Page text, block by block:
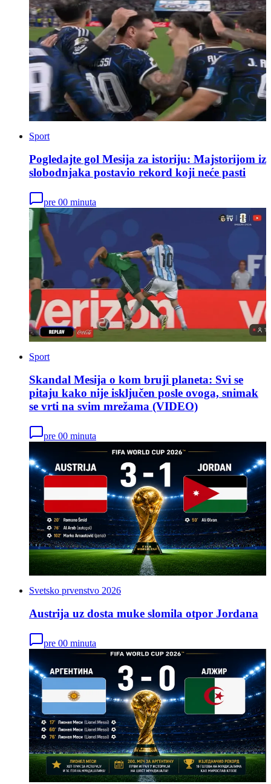
Sport
Pogledajte gol Mesija za istoriju: Majstorijom iz
slobodnjaka postavio rekord koji neće pasti
pre 00 minuta
Sport
Skandal Mesija o kom bruji planeta: Svi se
pitaju kako nije isključen posle ovoga, snimak
se vrti na svim mrežama (VIDEO)
pre 00 minuta
Svetsko prvenstvo 2026
Austrija uz dosta muke slomila otpor Jordana
pre 00 minuta